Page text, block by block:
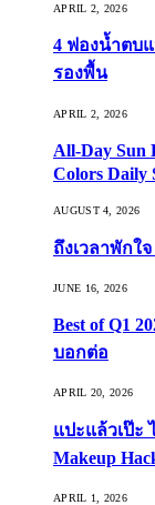
APRIL 2, 2026
4 ฟองน้ำตบ
รองพื้น
APRIL 2, 2026
All-Day Sun
Colors Daily
AUGUST 4, 2026
ถึงเวลาพักใ
JUNE 16, 2026
Best of Q1
บอกต่อ
APRIL 20, 2026
แปะแล้วเป๊ะ
Makeup
APRIL 1, 2026